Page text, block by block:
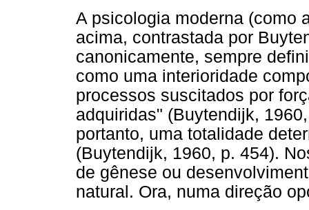
A psicologia moderna (como
acima, contrastada por
canonicamente, sempre
como uma interioridade
processos suscitados por
adquiridas" (Buytendijk,
portanto, uma totalidade
(Buytendijk, 1960, p. 454).
de gênese ou
natural. Ora, numa direção